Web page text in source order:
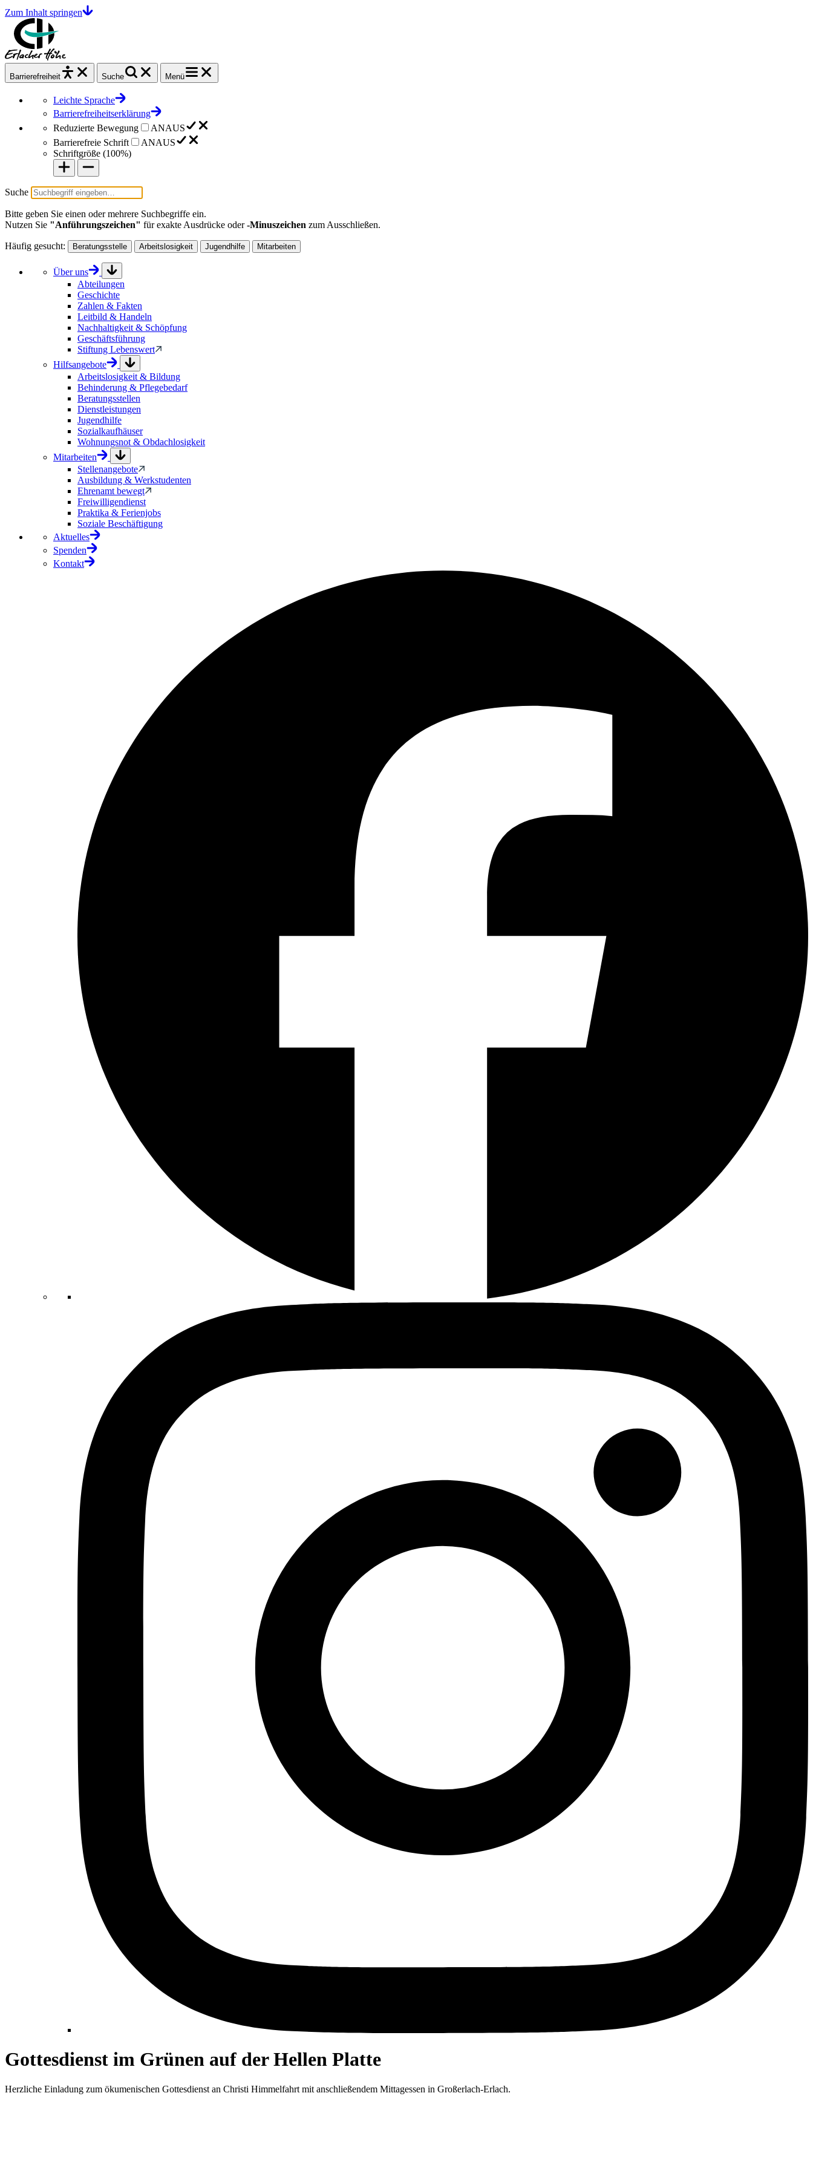
Zum Inhalt springen
Barrierefrei heit Suche Menü
Leichte Sprache
Barrierefreiheitserklärung
Reduzierte Bewegung
ANAUS
Barrierefreie Schrift
ANAUS
Schriftgröße (100%)
Suche
Bitte geben Sie einen oder mehrere Suchbegriffe ein.
Nutzen Sie "Anführungszeichen" für exakte Ausdrücke oder-Minuszeichen zum Ausschließen.
Häufig gesucht: Beratungsstelle Arbeitslosigkeit Jugendhilfe Mitarbeiten
Über uns
Abteilungen
Geschichte
Zahlen & Fakten
Leitbild & Handeln
Nachhaltigkeit & Schöpfung
Geschäftsführung
Stiftung Lebenswert
Hilfsangebote
Arbeitslosigkeit & Bildung
Behinderung & Pflegebedarf
Beratungsstellen
Dienstleistungen
Jugendhilfe
Sozialkaufhäuser
Wohnungsnot & Obdachlosigkeit
Mitarbeiten
Stellenangebote
Ausbildung & Werkstudenten
Ehrenamt bewegt
Freiwilligendienst
Praktika & Ferienjobs
Soziale Beschäftigung
Aktuelles
Spenden
Kontakt
Gottesdienst im Grünen auf der Hellen Platte
Herzliche Einladung zum ökumenischen Gottesdienst an Christi Himmelfahrt mit anschließendem Mittagessen in Großerlach-Erlach.